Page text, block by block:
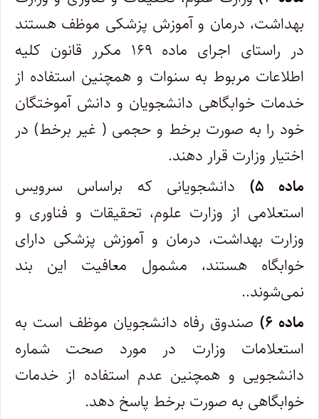
بهداشت، درمان و آموزش پزشکی موظف هستند
در راستای اجرای ماده ۱۶۹ مکرر قانون کلیه
اطلاعات مربوط به سنوات و همچنین استفاده از
خدمات خوابگاهی دانشجویان و دانش آموختگان
خود را به صورت برخط و حجمی ( غیر برخط) در
اختیار وزارت قرار دهند.
ماده ۵)
دانشجویانی که براساس سرویس
استعلامی از وزارت علوم، تحقیقات و فناوری و
وزارت بهداشت، درمان و آموزش پزشکی دارای
خوابگاه هستند، مشمول معافیت این بند
نمی‌شوند..
ماده ۶)
صندوق رفاه دانشجویان موظف است به
استعلامات وزارت در مورد صحت شماره
دانشجویی و همچنین عدم استفاده از خدمات
خوابگاهی به صورت برخط پاسخ دهد.